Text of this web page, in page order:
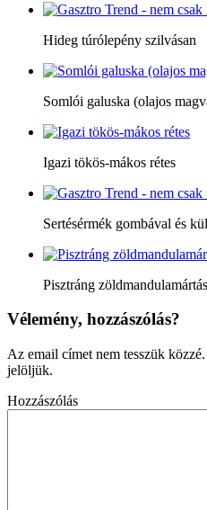
Hideg túrólepény szilvásan
Somlói galuska (olajos
Igazi tökös-mákos rétes
Sertésérmék gombával és
Pisztráng
Vélemény, hozzászólás?
Az email címet nem tesszük közzé.
jelöljük.
Hozzászólás